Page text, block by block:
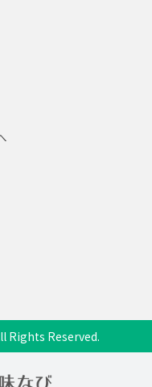
Rights Reserved.